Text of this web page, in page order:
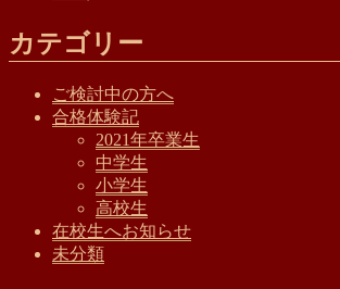
カテゴリー
ご検討中の方へ
合格体験記
2021年卒業生
中学生
小学生
高校生
在校生へお知らせ
未分類